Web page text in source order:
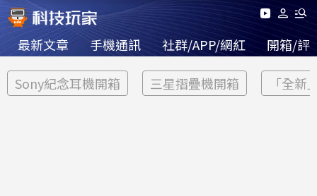
最新文章 手機通訊 社群/APP/網紅 開箱/評
Sony紀念耳機開箱 三星摺疊機開箱 「全新